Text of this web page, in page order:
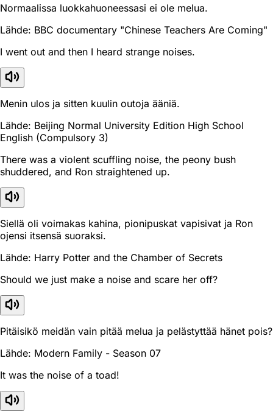
Normaalissa luokkahuoneessasi ei ole melua.
Lähde: BBC documentary "Chinese Teachers Are Coming"
I went out and then I heard strange noises.
Menin ulos ja sitten kuulin outoja ääniä.
Lähde: Beijing Normal University Edition High School
English (Compulsory 3)
There was a violent scuffling noise, the peony bush
shuddered, and Ron straightened up.
Siellä oli voimakas kahina, pionipuskat vapisivat ja Ron
ojensi itsensä suoraksi.
Lähde: Harry Potter and the Chamber of Secrets
Should we just make a noise and scare her off?
Pitäisikö meidän vain pitää melua ja pelästyttää hänet pois?
Lähde: Modern Family - Season 07
It was the noise of a toad!